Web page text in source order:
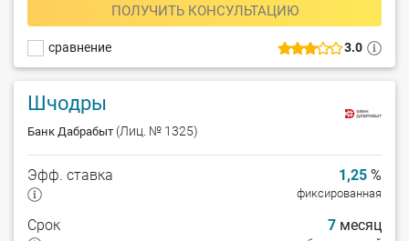
3.0
сравнение
ПОЛУЧИТЬ КОНСУЛЬТАЦИЮ
Шчодры
Банк Дабрабыт (Лиц. № 1325)
Эфф. ставка 1,25 %
фиксированная
Срок 7 месяц